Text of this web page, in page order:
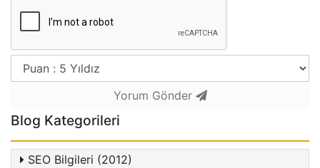
Yorum Gönder
Blog Kategorileri
SEO Bilgileri (2012)